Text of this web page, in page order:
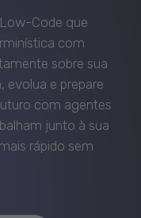
Code que
com
sobre sua
evolua e prepare
com agentes
junto à sua
rápido sem